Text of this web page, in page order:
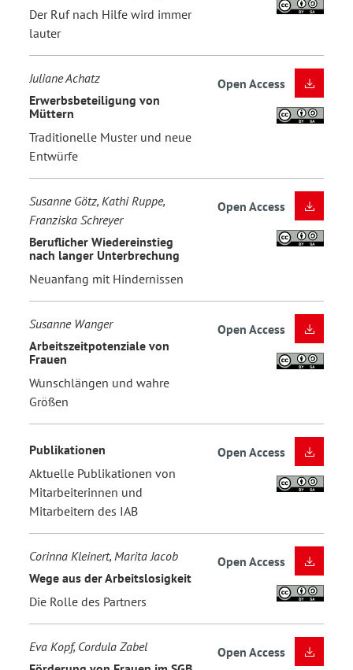
Der Ruf nach Hilfe wird immer
lauter
Juliane Achatz
Erwerbsbeteiligung von
Müttern
Traditionelle Muster und neue
Entwürfe
Open Access
Susanne Götz, Kathi Ruppe,
Franziska Schreyer
Beruflicher Wiedereinstieg
nach langer Unterbrechung
Neuanfang mit Hindernissen
Open Access
Susanne Wanger
Arbeitszeitpotenziale von
Frauen
Wunschlängen und wahre
Größen
Open Access
Publikationen
Aktuelle Publikationen von
Mitarbeiterinnen und
Mitarbeitern des IAB
Open Access
Corinna Kleinert, Marita Jacob
Wege aus der Arbeitslosigkeit
Die Rolle des Partners
Open Access
Eva Kopf, Cordula Zabel
Open Access